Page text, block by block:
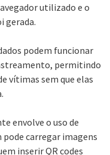
utilizado e o
gerada.
podem funcionar
permitindo
vítimas sem que elas
envolve o uso de
carregar imagens
inserir QR codes